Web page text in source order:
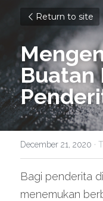
Return to site
Buatan
December 21, 2020 ·
Bagi penderita
menemukan